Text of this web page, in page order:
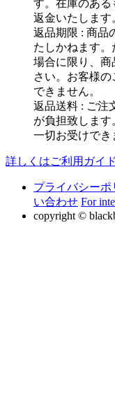
す。在庫のある
返金いたします
返品期限 : 商品
たしかねます
場合に限り、商
さい。お客様
できません。
返品送料 : ご注
が負担致しま
一切お受けでき
詳しくはご利用ガイド
プライバシーポ
い合わせ For
copyright ©